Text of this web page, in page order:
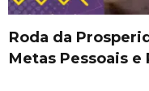
Roda da
Metas Pessoais